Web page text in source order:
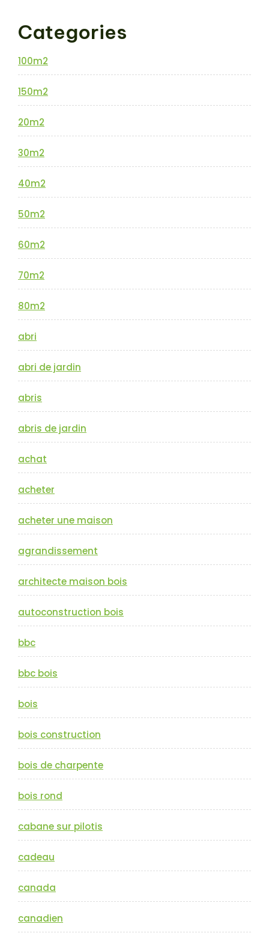
Categories
100m2
150m2
20m2
30m2
40m2
50m2
60m2
70m2
80m2
abri
abri de jardin
abris
abris de jardin
achat
acheter
acheter une maison
agrandissement
architecte maison bois
autoconstruction bois
bbc
bbc bois
bois
bois construction
bois de charpente
bois rond
cabane sur pilotis
cadeau
canada
canadien